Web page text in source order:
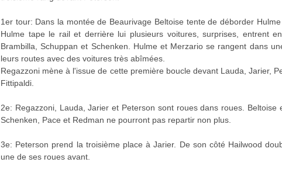
1er tour: Dans la montée de Beaurivage Beltoise tente de déborder
Hulme tape le rail et derrière lui plusieurs voitures, surprises, entrent
Brambilla, Schuppan et Schenken. Hulme et Merzario se rangent dans
leurs routes avec des voitures très abîmées.
Regazzoni mène à l'issue de cette première boucle devant Lauda, Jarier,
Fittipaldi.
2e: Regazzoni, Lauda, Jarier et Peterson sont roues dans roues.
Schenken, Pace et Redman ne pourront pas repartir non plus.
3e: Peterson prend la troisième place à Jarier. De son côté Hailwood
une de ses roues avant.